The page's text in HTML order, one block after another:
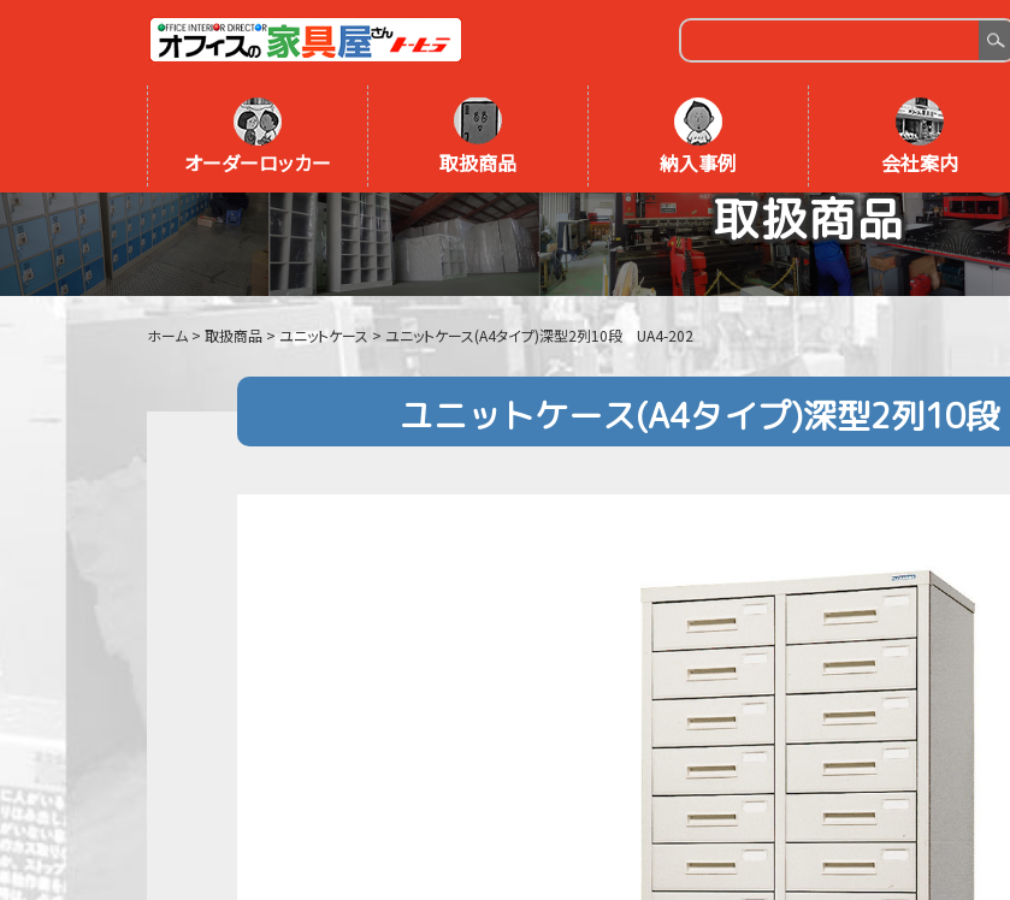
オーダーロッカー 取扱商品 納入事例 会社案内
取扱商品
ホーム > 取扱商品 > ユニットケース > ユニットケース(A4タイプ)深型2列10段 UA4-202
ユニットケース(A4タイプ)深型2列10段